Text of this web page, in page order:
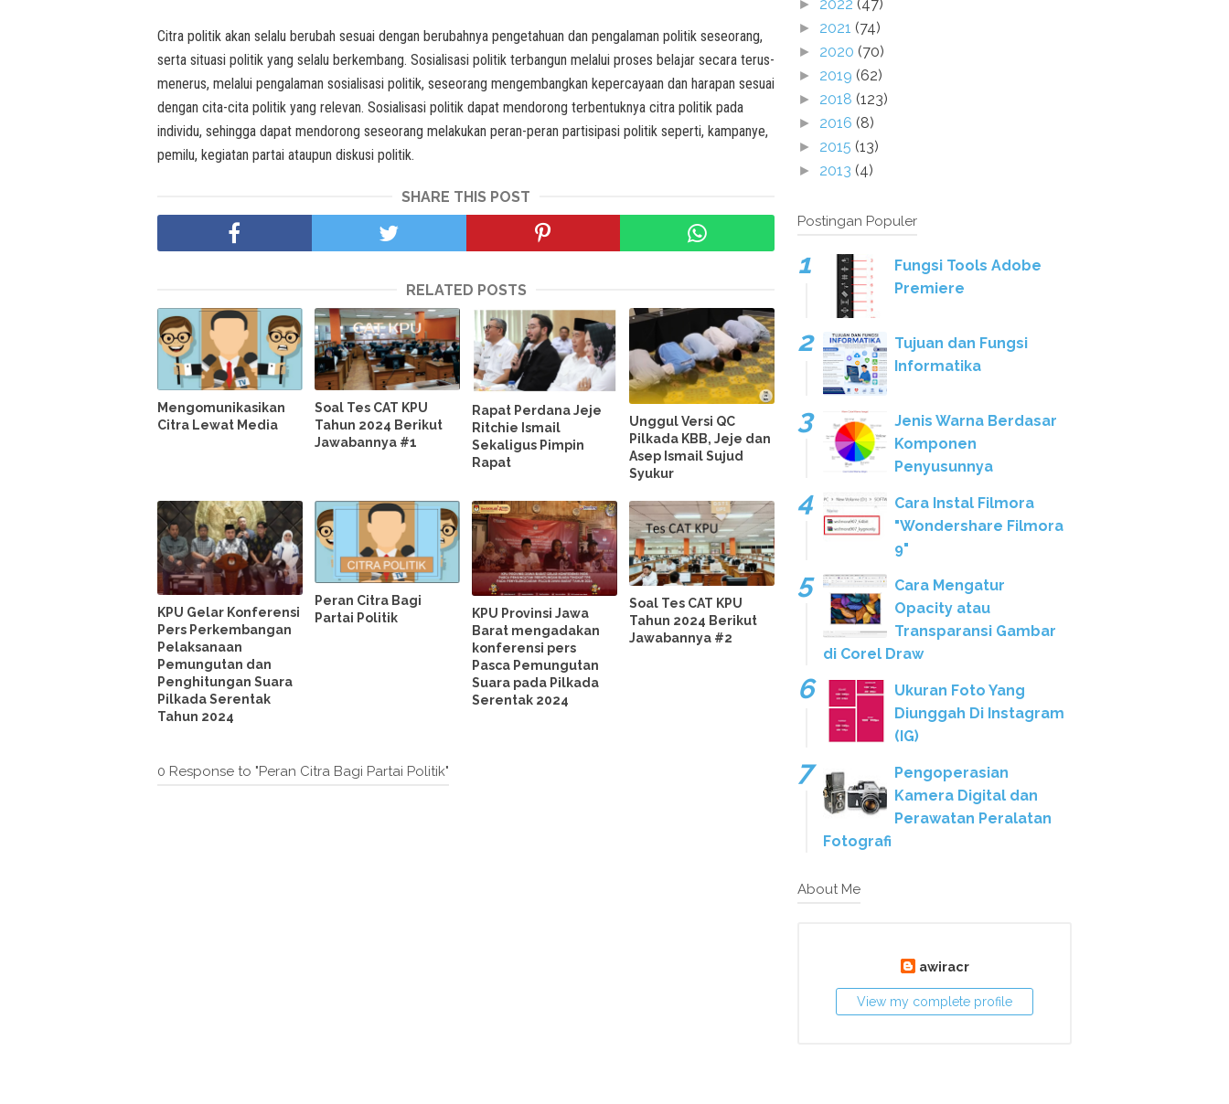
Citra politik akan selalu berubah sesuai dengan berubahnya pengetahuan dan pengalaman politik seseorang,
serta situasi politik yang selalu berkembang. Sosialisasi politik terbangun melalui proses belajar secara terus-
menerus, melalui pengalaman sosialisasi politik, seseorang mengembangkan kepercayaan dan harapan sesuai
dengan cita-cita politik yang relevan. Sosialisasi politik dapat mendorong terbentuknya citra politik pada
individu, sehingga dapat mendorong seseorang melakukan peran-peran partisipasi politik seperti, kampanye,
pemilu, kegiatan partai ataupun diskusi politik.
SHARE THIS POST
RELATED POSTS
Mengomunikasikan
Citra Lewat Media
Soal Tes CAT KPU
Tahun 2024 Berikut
Jawabannya #1
Rapat Perdana Jeje
Ritchie Ismail
Sekaligus Pimpin
Rapat
Unggul Versi QC
Pilkada KBB, Jeje dan
Asep Ismail Sujud
Syukur
KPU Gelar Konferensi
Pers Perkembangan
Pelaksanaan
Pemungutan dan
Penghitungan Suara
Pilkada Serentak
Tahun 2024
Peran Citra Bagi
Partai Politik
KPU Provinsi Jawa
Barat mengadakan
konferensi pers
Pasca Pemungutan
Suara pada Pilkada
Serentak 2024
Soal Tes CAT KPU
Tahun 2024 Berikut
Jawabannya #2
0 Response to "Peran Citra Bagi Partai Politik"
► 2022 (47)
► 2021 (74)
► 2020 (70)
► 2019 (62)
► 2018 (123)
► 2016 (8)
► 2015 (13)
► 2013 (4)
Postingan Populer
Fungsi Tools Adobe
Premiere
Tujuan dan Fungsi
Informatika
Jenis Warna Berdasar
Komponen
Penyusunnya
Cara Instal Filmora
"Wondershare Filmora
9"
Cara Mengatur
Opacity atau
Transparansi Gambar
di Corel Draw
Ukuran Foto Yang
Diunggah Di Instagram
(IG)
Pengoperasian
Kamera Digital dan
Perawatan Peralatan
Fotografi
About Me
awiracr
View my complete profile